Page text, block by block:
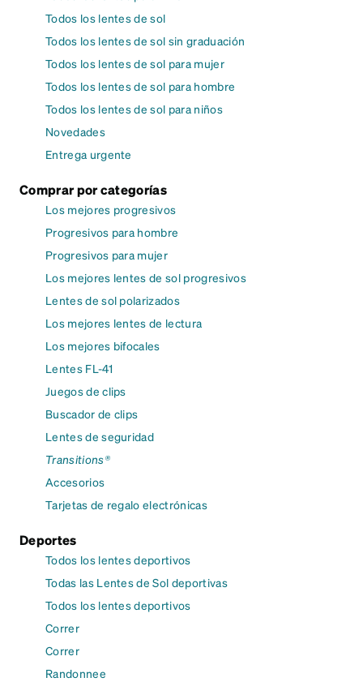
Todos los lentes de sol
Todos los lentes de sol sin graduación
Todos los lentes de sol para mujer
Todos los lentes de sol para hombre
Todos los lentes de sol para niños
Novedades
Entrega urgente
Comprar por categorías
Los mejores progresivos
Progresivos para hombre
Progresivos para mujer
Los mejores lentes de sol progresivos
Lentes de sol polarizados
Los mejores lentes de lectura
Los mejores bifocales
Lentes FL-41
Juegos de clips
Buscador de clips
Lentes de seguridad
Transitions®
Accesorios
Tarjetas de regalo electrónicas
Deportes
Todos los lentes deportivos
Todas las Lentes de Sol deportivas
Todos los lentes deportivos
Correr
Correr
Randonnee